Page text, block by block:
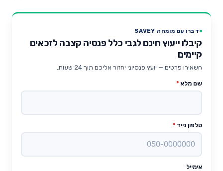
דברו עם מומחה SAVEY
קיבלו ייעוץ חינם לגבי כלל פנסיה קצבה לזכאים
קיימים
השאירו פרטים — יועץ פנסיוני יחזור אליכם תוך 24 שעות.
שם מלא *
טלפון נייד *
אימייל